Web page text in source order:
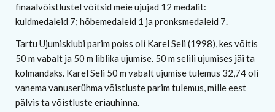
finaalvõistlustel võitsid meie ujujad 12 medalit:
kuldmedaleid 7; hõbemedaleid 1 ja pronksmedaleid 7.
Tartu Ujumisklubi parim poiss oli Karel Seli (1998), kes võitis
50 m vabalt ja 50 m liblika ujumise. 50 m selili ujumises jäi ta
kolmandaks. Karel Seli 50 m vabalt ujumise tulemus 32,74 oli
vanema vanuserühma võistluste parim tulemus, mille eest
pälvis ta võistluste eriauhinna.